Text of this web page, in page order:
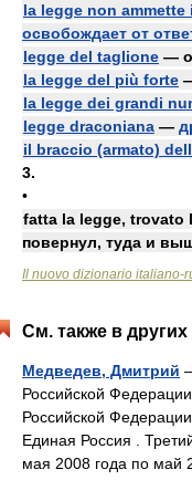
la legge non ammette
освобождает от
legge del taglione —
la legge del più forte
la legge dei grandi
legge draconiana —
il braccio (armato)
3.
•
fatta la legge,
повернул, туда и
Il nuovo dizionario italiano-
См. также в
Медведев, Дмитрий
Российской
Российской
Единая Россия .
мая 2008 года по май